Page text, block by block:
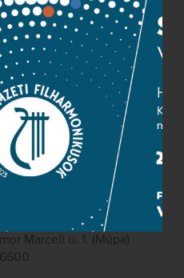
Marcell u. 1. (Müpa)
6600